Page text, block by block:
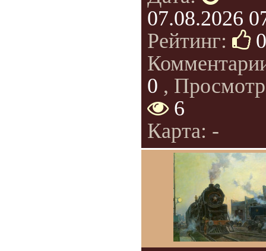
07.08.2026
Рейтинг:
0
0 ,
6
Карта: -